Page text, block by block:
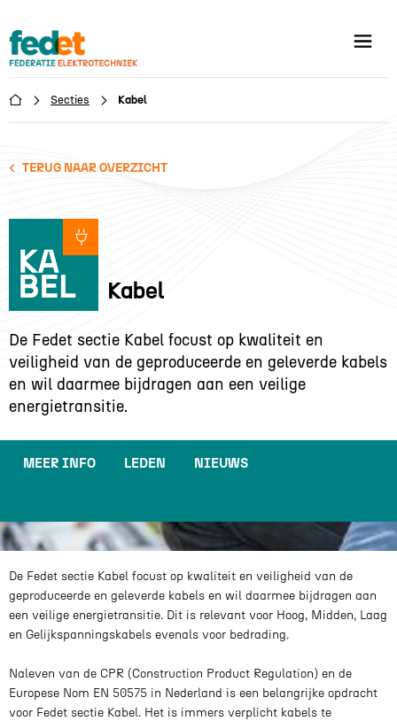
 Secties Kabel
TERUG NAAR OVERZICHT
Kabel
De Fedet sectie Kabel focust op kwaliteit en
veiligheid van de geproduceerde en geleverde kabels
en wil daarmee bijdragen aan een veilige
energietransitie.
MEER INFO LEDEN NIEUWS
De Fedet sectie Kabel focust op kwaliteit en veiligheid van de
geproduceerde en geleverde kabels en wil daarmee bijdragen aan
een veilige energietransitie. Dit is relevant voor Hoog, Midden, Laag
en Gelijkspanningskabels evenals voor bedrading.
Naleven van de CPR (Construction Product Regulation) en de
Europese Nom EN 50575 in Nederland is een belangrijke opdracht
voor Fedet sectie Kabel. Het is immers verplicht kabels te